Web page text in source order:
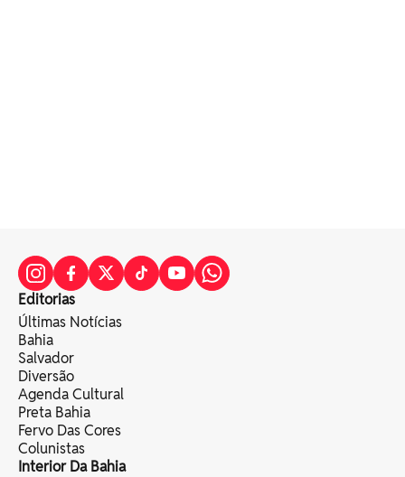
Editorias
Últimas Notícias
Bahia
Salvador
Diversão
Agenda Cultural
Preta Bahia
Fervo Das Cores
Colunistas
Interior Da Bahia